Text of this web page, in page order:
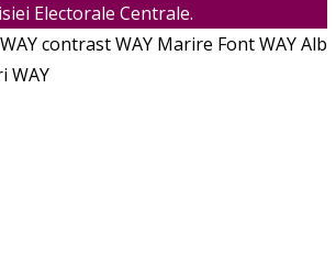
Electorale Centrale.
contrast WAY Marire Font WAYAlb
WAY